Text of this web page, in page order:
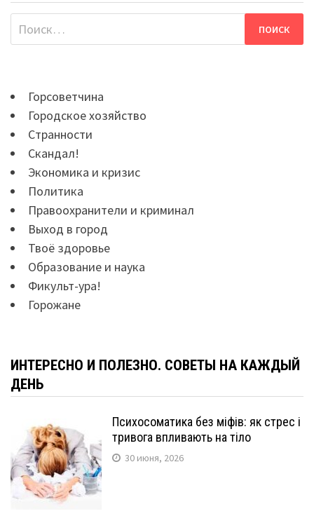
Найти:
Горсоветчина
Городское хозяйство
Странности
Скандал!
Экономика и кризис
Политика
Правоохранители и криминал
Выход в город
Твоё здоровье
Образование и наука
Фикульт-ура!
Горожане
ИНТЕРЕСНО И ПОЛЕЗНО. СОВЕТЫ НА КАЖДЫЙ
ДЕНЬ
Психосоматика без міфів: як стрес і
тривога впливають на тіло
30 июня, 2026